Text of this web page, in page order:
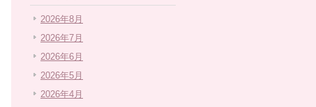
2026年8月
2026年7月
2026年6月
2026年5月
2026年4月